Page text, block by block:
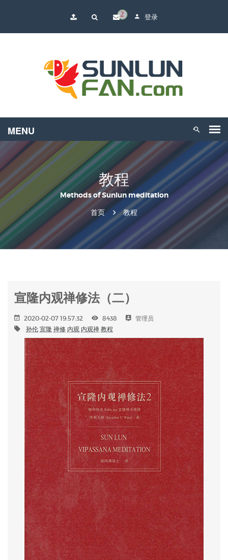
2 登录
教程
Methods of Sunlun meditation
首页
教程
宣隆内观禅修法（二）
2020-02-07 19:57:32 8438
管理员
孙伦 宣隆 禅修 内观 内观禅 教程